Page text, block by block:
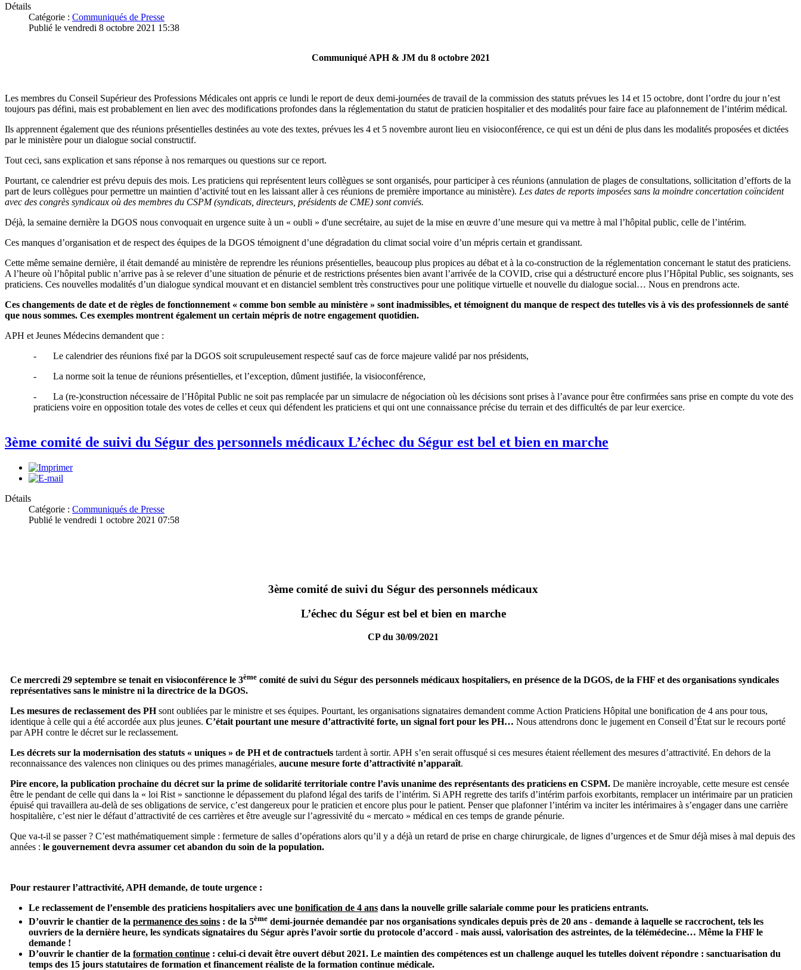
Détails
Catégorie : Communiqués de Presse
Publié le vendredi 8 octobre 2021 15:38
Communiqué APH & JM du 8 octobre 2021
Les membres du Conseil Supérieur des Professions Médicales ont appris ce lundi le report de deux demi-journées de travail de la commission des statuts prévues les 14 et 15 octobre, dont l’ordre du jour n’est
toujours pas défini, mais est probablement en lien avec des modifications profondes dans la réglementation du statut de praticien hospitalier et des modalités pour faire face au plafonnement de l’intérim médical.
Ils apprennent également que des réunions présentielles destinées au vote des textes, prévues les 4 et 5 novembre auront lieu en visioconférence, ce qui est un déni de plus dans les modalités proposées et dictées
par le ministère pour un dialogue social constructif.
Tout ceci, sans explication et sans réponse à nos remarques ou questions sur ce report.
Pourtant, ce calendrier est prévu depuis des mois. Les praticiens qui représentent leurs collègues se sont organisés, pour participer à ces réunions (annulation de plages de consultations, sollicitation d’efforts de la
part de leurs collègues pour permettre un maintien d’activité tout en les laissant aller à ces réunions de première importance au ministère). Les dates de reports imposées sans la moindre concertation coïncident
avec des congrès syndicaux où des membres du CSPM (syndicats, directeurs, présidents de CME) sont conviés.
Déjà, la semaine dernière la DGOS nous convoquait en urgence suite à un « oubli » d'une secrétaire, au sujet de la mise en œuvre d’une mesure qui va mettre à mal l’hôpital public, celle de l’intérim.
Ces manques d’organisation et de respect des équipes de la DGOS témoignent d’une dégradation du climat social voire d’un mépris certain et grandissant.
Cette même semaine dernière, il était demandé au ministère de reprendre les réunions présentielles, beaucoup plus propices au débat et à la co-construction de la réglementation concernant le statut des praticiens.
A l’heure où l’hôpital public n’arrive pas à se relever d’une situation de pénurie et de restrictions présentes bien avant l’arrivée de la COVID, crise qui a déstructuré encore plus l’Hôpital Public, ses soignants, ses
praticiens. Ces nouvelles modalités d’un dialogue syndical mouvant et en distanciel semblent très constructives pour une politique virtuelle et nouvelle du dialogue social… Nous en prendrons acte.
Ces changements de date et de règles de fonctionnement « comme bon semble au ministère » sont inadmissibles, et témoignent du manque de respect des tutelles vis à vis des professionnels de santé
que nous sommes. Ces exemples montrent également un certain mépris de notre engagement quotidien.
APH et Jeunes Médecins demandent que :
- Le calendrier des réunions fixé par la DGOS soit scrupuleusement respecté sauf cas de force majeure validé par nos présidents,
- La norme soit la tenue de réunions présentielles, et l’exception, dûment justifiée, la visioconférence,
- La (re-)construction nécessaire de l’Hôpital Public ne soit pas remplacée par un simulacre de négociation où les décisions sont prises à l’avance pour être confirmées sans prise en compte du vote des
praticiens voire en opposition totale des votes de celles et ceux qui défendent les praticiens et qui ont une connaissance précise du terrain et des difficultés de par leur exercice.
3ème comité de suivi du Ségur des personnels médicaux L’échec du Ségur est bel et bien en marche
Détails
Catégorie : Communiqués de Presse
Publié le vendredi 1 octobre 2021 07:58
3ème comité de suivi du Ségur des personnels médicaux
L’échec du Ségur est bel et bien en marche
CP du 30/09/2021
Ce mercredi 29 septembre se tenait en visioconférence le 3ème comité de suivi du Ségur des personnels médicaux hospitaliers, en présence de la DGOS, de la FHF et des organisations syndicales
représentatives sans le ministre ni la directrice de la DGOS.
Les mesures de reclassement des PHsont oubliées par le ministre et ses équipes. Pourtant, les organisations signataires demandent comme Action Praticiens Hôpital une bonification de 4 ans pour tous,
identique à celle qui a été accordée aux plus jeunes.C’était pourtant une mesure d’attractivité forte, un signal fort pour les PH…Nous attendrons donc le jugement en Conseil d’État sur le recours porté
par APH contre le décret sur le reclassement.
Les décrets sur la modernisation des statuts « uniques » de PH et de contractuels tardent à sortir. APH s’en serait offusqué si ces mesures étaient réellement des mesures d’attractivité. En dehors de la
reconnaissance des valences non cliniques ou des primes managériales,aucune mesure forte d’attractivité n’apparaît.
Pire encore, la publication prochaine du décret sur la prime de solidarité territoriale contre l’avis unanime des représentants des praticiens en CSPM.De manière incroyable, cette mesure est censée
être le pendant de celle qui dans la « loi Rist » sanctionne le dépassement du plafond légal des tarifs de l’intérim. Si APH regrette des tarifs d’intérim parfois exorbitants, remplacer un intérimaire par un praticien
épuisé qui travaillera au-delà de ses obligations de service, c’est dangereux pour le praticien et encore plus pour le patient. Penser que plafonner l’intérim va inciter les intérimaires à s’engager dans une carrière
hospitalière, c’est nier le défaut d’attractivité de ces carrières et être aveugle sur l’agressivité du « mercato » médical en ces temps de grande pénurie.
Que va-t-il se passer ? C’est mathématiquement simple : fermeture de salles d’opérations alors qu’il y a déjà un retard de prise en charge chirurgicale, de lignes d’urgences et de Smur déjà mises à mal depuis des
années :le gouvernement devra assumer cet abandon du soin de la population.
Pour restaurer l’attractivité, APH demande, de toute urgence :
Le reclassement de l’ensemble des praticiens hospitaliers avec une bonification de 4 ans dans la nouvelle grille salariale comme pour les praticiens entrants.
D’ouvrir le chantier de la permanence des soins : de la 5ème demi-journée demandée par nos organisations syndicales depuis près de 20 ans - demande à laquelle se raccrochent, tels les
ouvriers de la dernière heure, les syndicats signataires du Ségur après l’avoir sortie du protocole d’accord - mais aussi, valorisation des astreintes, de la télémédecine… Même la FHF le
demande !
D’ouvrir le chantier de la formation continue : celui-ci devait être ouvert début 2021. Le maintien des compétences est un challenge auquel les tutelles doivent répondre : sanctuarisation du
temps des 15 jours statutaires de formation et financement réaliste de la formation continue médicale.